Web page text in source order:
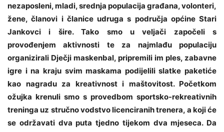
nezaposleni, mladi, srednja populacija građana, volonteri,
žene, članovi i članice udruga s područja općine Stari
Jankovci i šire. Tako smo u veljači započeli s
provođenjem aktivnosti te za najmlađu populaciju
organizirali Dječji maskenbal, pripremili im ples, zabavne
igre i na kraju svim maskama podijelili slatke paketiće
kao nagradu za kreativnost i maštovitost. Početkom
ožujka krenuli smo s provedbom sportsko-rekreativnih
treninga uz stručno vodstvo licenciranih trenera, a koji će
se održavati dva puta tjedno tijekom dva mjeseca. Da